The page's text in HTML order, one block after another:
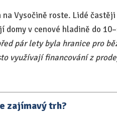
na Vysočině roste. Lidé
domy v cenové hladině do
pár lety byla hranice pro
využívají financování z
zajímavý trh?